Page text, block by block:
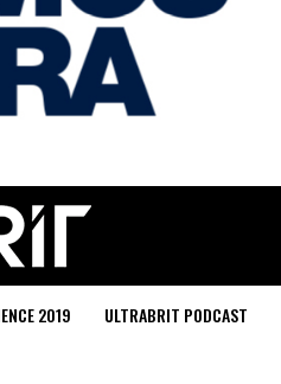
2019 ULTRABRIT PODCAST